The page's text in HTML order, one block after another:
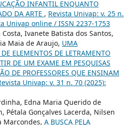
INFANTIL ENQUANTO
DA ARTE , Revista Univap: v. 25 n.
Univap online / ISSN 2237-1753
Ivanete Batista dos Santos,
Maia de Araujo, UMA
ELEMENTOS DE LETRAMENTO
DE UM EXAME EM PESQUISAS
DE PROFESSORES QUE ENSINAM
Univap: v. 31 n. 70 (2025):
Edna Maria Querido de
Pétala Gonçalves Lacerda, Nilsen
Marcondes, A BUSCA PELA